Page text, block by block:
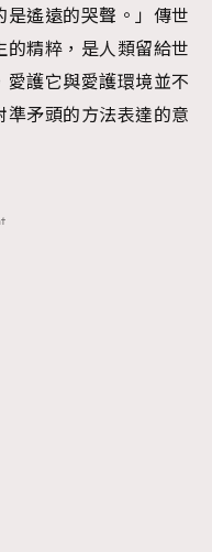
遙遠的哭聲。」傳世
精粹，是人類留給世
護它與愛護環境並不
矛頭的方法表達的意